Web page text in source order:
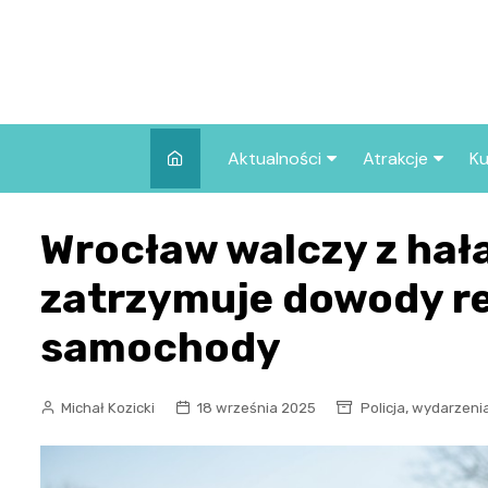
Aktualności
Wszystkie wpisy
Atrakcje
we Wrocławiu
Co warto
Wrocławiu?
Wrocław walczy z
zatrzymuje dowody
samochody
Michał Kozicki 18 września 2025 Policja,